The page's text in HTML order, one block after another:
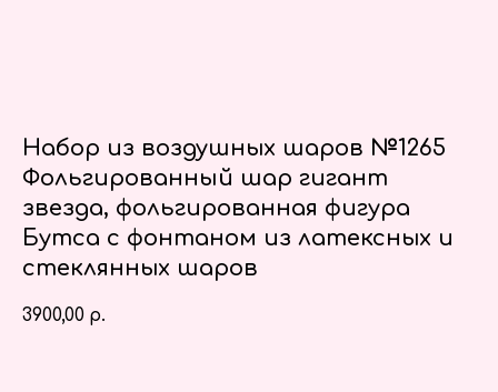
Набор из воздушных шаров №1265
Фольгированный шар гигант
звезда, фольгированная фигура
Бутса с фонтаном из латексных и
стеклянных шаров
3900,00 р.